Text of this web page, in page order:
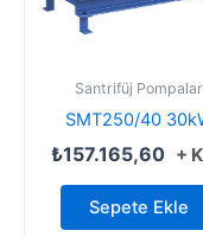
Santrifüj Pompalar
SMT250/40
₺157.165,60 +
Sepete Ekle